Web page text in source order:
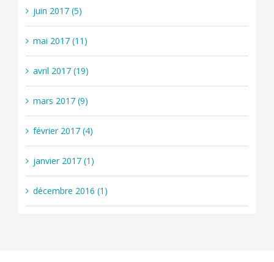
juin 2017 (5)
mai 2017 (11)
avril 2017 (19)
mars 2017 (9)
février 2017 (4)
janvier 2017 (1)
décembre 2016 (1)